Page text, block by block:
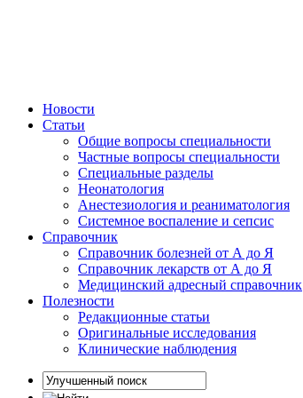
Новости
Статьи
Общие вопросы специальности
Частные вопросы специальности
Специальные разделы
Неонатология
Анестезиология и реаниматология
Системное воспаление и сепсис
Справочник
Справочник болезней от А до Я
Справочник лекарств от А до Я
Медицинский адресный справочник
Полезности
Редакционные статьи
Оригинальные исследования
Клинические наблюдения